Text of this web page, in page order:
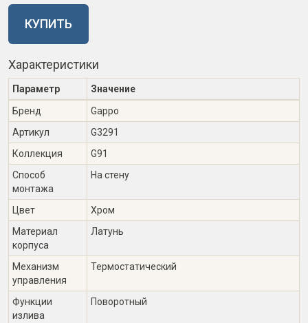
КУПИТЬ
Характеристики
Параметр
Значение
Бренд
Gappo
Артикул
G3291
Коллекция
G91
Способ
монтажа
На стену
Цвет
Хром
Материал
корпуса
Латунь
Механизм
управления
Термостатический
Функции
излива
Поворотный